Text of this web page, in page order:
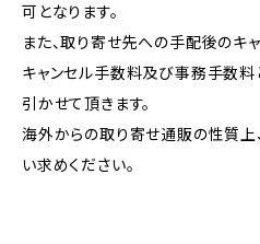
可となります。
また、取り寄せ先への手配後のキャ
キャンセル手数料及び事務手数
引かせて頂きます。
海外からの取り寄せ通販の性質上
い求めください。